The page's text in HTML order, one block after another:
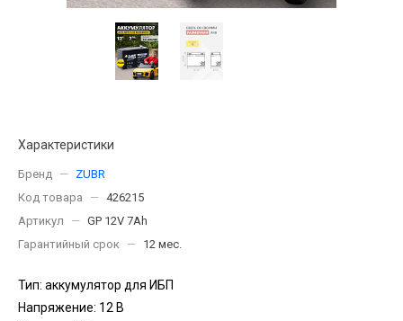
Характеристики
Бренд — ZUBR
Код товара
— 426215
Артикул
— GP 12V 7Ah
Гарантийный срок
— 12 мес.
Тип: аккумулятор для ИБП
Напряжение: 12 В